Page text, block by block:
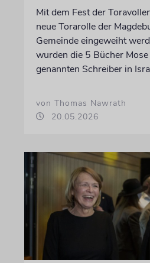
Mit dem Fest der
neue Torarolle der
Gemeinde eingeweiht
wurden die 5 Bücher
genannten Schreiber in
von Thomas Nawrath
20.05.2026